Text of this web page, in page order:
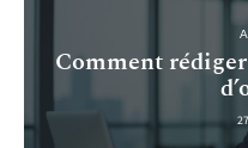
Comment